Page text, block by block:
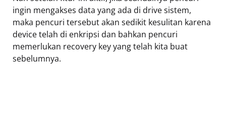
ingin mengakses data yang ada di drive sistem,
maka pencuri tersebut akan sedikit kesulitan karena
device telah di enkripsi dan bahkan pencuri
memerlukan recovery key yang telah kita buat
sebelumnya.